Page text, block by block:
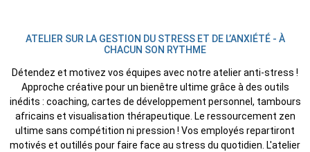
ATELIER SUR LA GESTION DU STRESS ET DE L’ANXIÉTÉ - À
CHACUN SON RYTHME
Détendez et motivez vos équipes avec notre atelier anti-stress !
Approche créative pour un bienêtre ultime grâce à des outils
inédits : coaching, cartes de développement personnel, tambours
africains et visualisation thérapeutique. Le ressourcement zen
ultime sans compétition ni pression ! Vos employés repartiront
motivés et outillés pour faire face au stress du quotidien. L'atelier